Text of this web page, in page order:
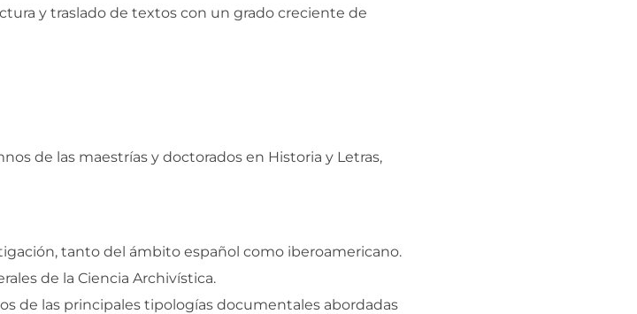
y traslado de textos con un grado creciente de
de las maestrías y doctorados en Historia y Letras,
tanto del ámbito español como iberoamericano.
de la Ciencia Archivística.
de las principales tipologías documentales abordadas